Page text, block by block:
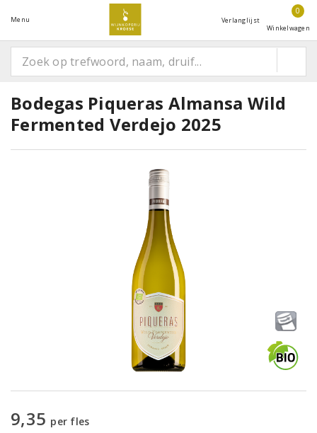
Menu Verlanglijst
0
Winkelwagen
Bodegas Piqueras Almansa Wild
Fermented Verdejo 2025
9,35 per fles